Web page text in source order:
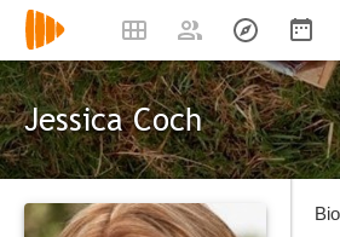
Jessica Coch